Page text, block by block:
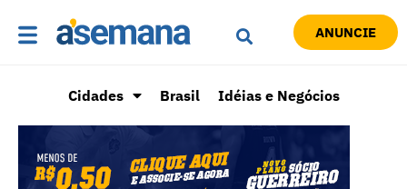
ANUNCIE
Cidades Brasil Idéias e Negócios